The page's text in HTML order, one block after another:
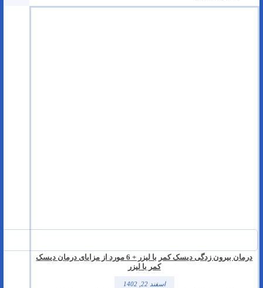
درمان بیرون زدگی دیسک کمر با لیزر + 6 مورد از مزایای درمان دیسک
کمر با لیزر
اسفند 22, 1402